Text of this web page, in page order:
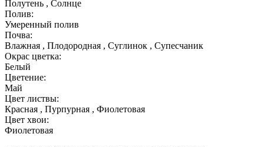
Полутень , Солнце
Полив:
Умеренный полив
Почва:
Влажная , Плодородная , Суглинок , Супесчаник
Окрас цветка:
Белый
Цветение:
Май
Цвет листвы:
Красная , Пурпурная , Фиолетовая
Цвет хвои:
Фиолетовая